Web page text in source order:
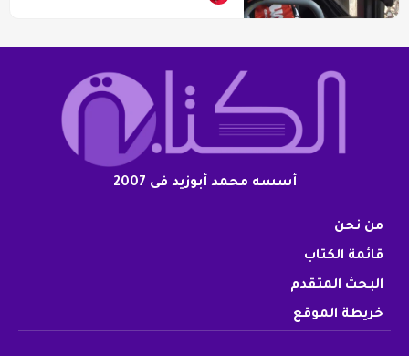
أسسه محمد أبوزيد فى 2007
من نحن
قائمة الكتاب
البحث المتقدم
خريطة الموقع